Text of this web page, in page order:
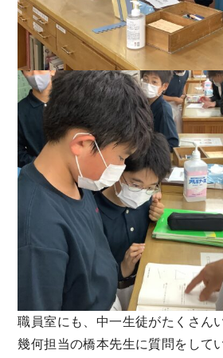
職員室にも、中一生徒がたくさん
幾何担当の橋本先生に質問をして